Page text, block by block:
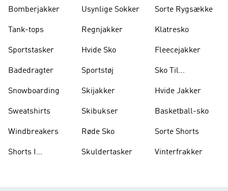
Bomberjakker
Tank-tops
Sportstasker
Badedragter
Snowboarding
Sweatshirts
Windbreakers
Shorts I
Usynlige Sokker
Regnjakker
Hvide Sko
Sportstøj
Skijakker
Skibukser
Røde Sko
Skuldertasker
Sorte Rygsække
Klatresko
Fleecejakker
Sko Til
Hvide Jakker
Basketball-sko
Sorte Shorts
Vinterfrakker